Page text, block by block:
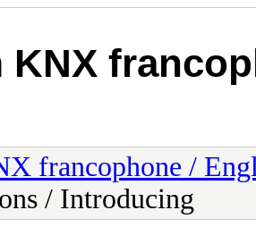
KNX
francophone /
/ Introducing